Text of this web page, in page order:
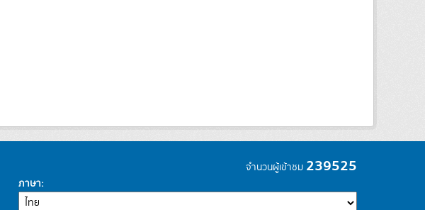
จำนวนผู้เข้าชม 239525
ภาษา